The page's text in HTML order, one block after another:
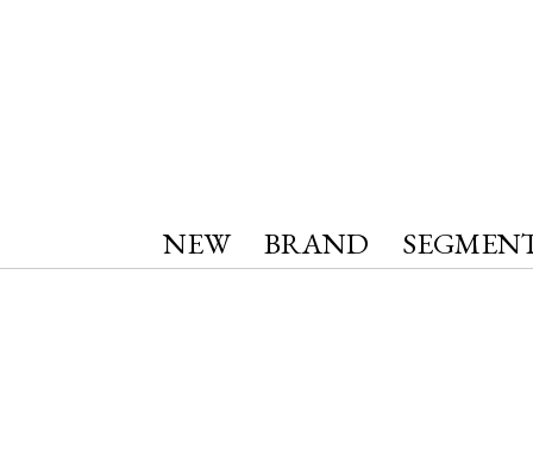
NEW BRAND